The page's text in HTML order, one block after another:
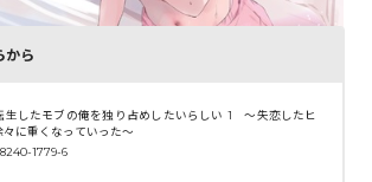
から
生したモブの俺を独り占めしたいらしい 1 ～失恋したヒ
に重くなっていった～
1779-6